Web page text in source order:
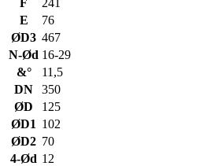
E
76
ØD3 467
N-Ød 16-29
&°
11,5
DN
350
ØD
125
ØD1 102
ØD2 70
4-Ød 12